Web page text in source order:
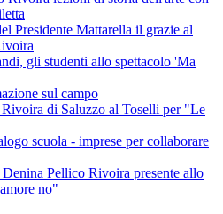
Presidente Mattarella il grazie al
gli studenti allo spettacolo 'Ma
sul campo
di Saluzzo al Toselli per "Le
scuola - imprese per collaborare
Pellico Rivoira presente allo
no"